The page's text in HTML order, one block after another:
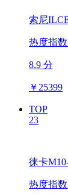
索尼
热度指
8.9 分
￥ 25399
TOP
23
徕卡
热度指